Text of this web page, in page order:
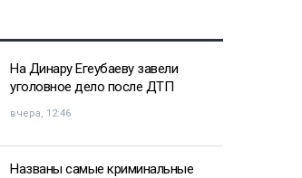
На Динару Егеубаеву завели
уголовное дело после ДТП
вчера, 12:46
Названы самые криминальные